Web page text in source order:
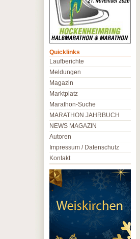
Quicklinks
Laufberichte
Meldungen
Magazin
Marktplatz
Marathon-Suche
MARATHON JAHRBUCH
NEWS MAGAZIN
Autoren
Impressum / Datenschutz
Kontakt